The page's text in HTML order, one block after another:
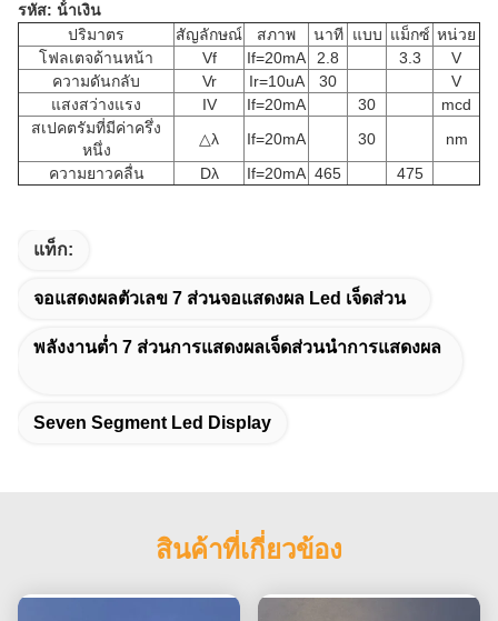
รหัส: น้ําเงิน
ปริมาตร
สัญลักษณ์ สภาพ นาที แบบ แม็กซ์ หน่วย
โฟลเตจด้านหน้า
Vf If=20mA 2.8 3.3
V
ความดันกลับ
Vr Ir=10uA 30
V
แสงสว่างแรง
IV If=20mA 30
mcd
สเปคตรัมที่มีค่าครึ่ง
หนึ่ง
△λ If=20mA 30
nm
ความยาวคลื่น
Dλ If=20mA 465 475
แท็ก:
จอแสดงผลตัวเลข 7 ส่วนจอแสดงผล Led เจ็ดส่วน
พลังงานต่ำ 7 ส่วนการแสดงผลเจ็ดส่วนนำการแสดงผล
Seven Segment Led Display
สินค้าที่เกี่ยวข้อง